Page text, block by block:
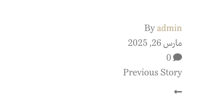
Byadmin
مارس 26, 2025
Previous Story